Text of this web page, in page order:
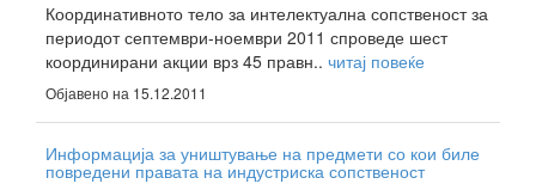
Координативното тело за интелектуална сопственост за
периодот септември-ноември 2011 спроведе шест
координирани акции врз 45 правн.. читај повеќе
Објавено на 15.12.2011
Информација за уништување на предмети со кои биле
повредени правата на индустриска сопственост